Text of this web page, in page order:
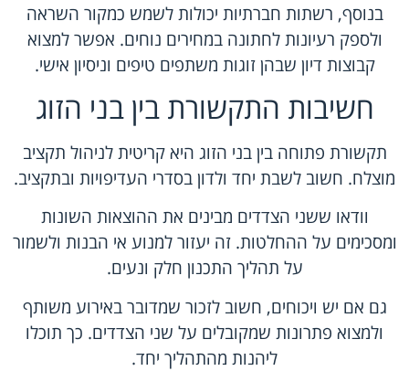
בנוסף, רשתות חברתיות יכולות לשמש כמקור השראה
ולספק רעיונות לחתונה במחירים נוחים. אפשר למצוא
קבוצות דיון שבהן זוגות משתפים טיפים וניסיון אישי.
חשיבות התקשורת בין בני הזוג
תקשורת פתוחה בין בני הזוג היא קריטית לניהול תקציב
מוצלח. חשוב לשבת יחד ולדון בסדרי העדיפויות ובתקציב.
וודאו ששני הצדדים מבינים את ההוצאות השונות
ומסכימים על ההחלטות. זה יעזור למנוע אי הבנות ולשמור
על תהליך התכנון חלק ונעים.
גם אם יש ויכוחים, חשוב לזכור שמדובר באירוע משותף
ולמצוא פתרונות שמקובלים על שני הצדדים. כך תוכלו
ליהנות מהתהליך יחד.